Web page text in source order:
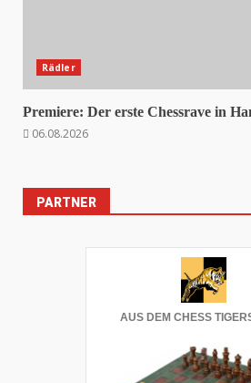
Rädler
Premiere: Der erste Chessrave in
06.08.2026
PARTNER
AUS DEM CHESS